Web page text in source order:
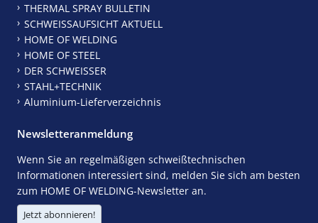
THERMAL SPRAY BULLETIN
SCHWEISSAUFSICHT AKTUELL
HOME OF WELDING
HOME OF STEEL
DER SCHWEISSER
STAHL+TECHNIK
Aluminium-Lieferverzeichnis
Newsletteranmeldung
Wenn Sie an regelmäßigen schweißtechnischen
Informationen interessiert sind, melden Sie sich am besten
zum HOME OF WELDING-Newsletter an.
Jetzt abonnieren!